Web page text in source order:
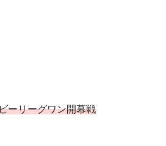
ーリーグワン開幕戦